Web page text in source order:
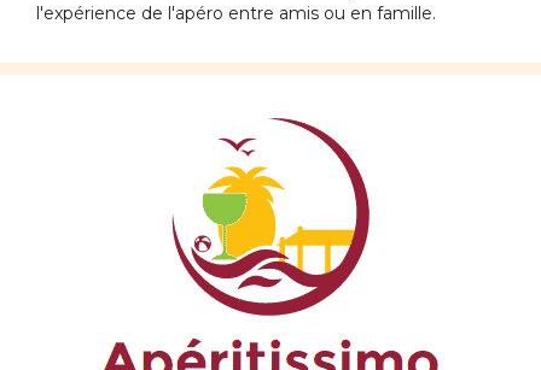
l'expérience de l'apéro entre amis ou en famille.